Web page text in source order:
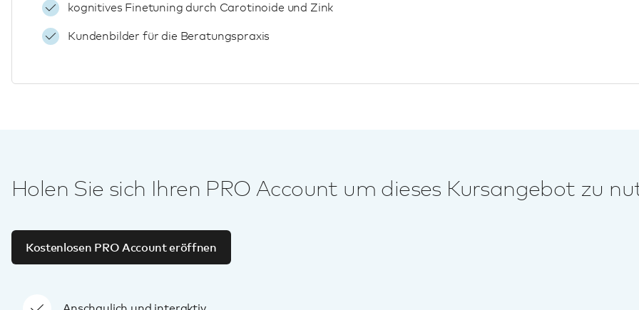
kognitives Finetuning durch Carotinoide und Zink
Kundenbilder für die Beratungspraxis
Holen Sie sich Ihren PRO Account um dieses Kursangebot zu
Kostenlosen PRO Account eröffnen